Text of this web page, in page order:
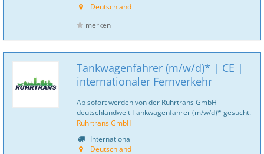
Deutschland
merken
Tankwagenfahrer (m/w/d)* | CE |
internationaler Fernverkehr
Ab sofort werden von der Ruhrtrans GmbH
deutschlandweit Tankwagenfahrer (m/w/d)* gesucht.
Ruhrtrans GmbH
International
Deutschland